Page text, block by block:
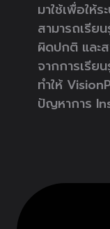
มาใช้เพื่อให้
สามารถเรีย
ผิดปกติ และ
จากการเรีย
ทำให้
ปัญหาการ